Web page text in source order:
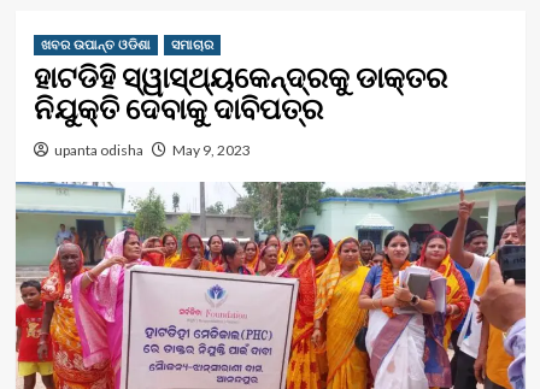
ଖବର ଉପାନ୍ତ ଓଡିଶା ସମାଚାର
ହାଟଡିହି ସ୍ୱାସ୍ଥ୍ୟକେନ୍ଦ୍ରକୁ ଡାକ୍ତର
ନିଯୁକ୍ତି ଦେବାକୁ ଦାବିପତ୍ର
upanta odisha May 9, 2023